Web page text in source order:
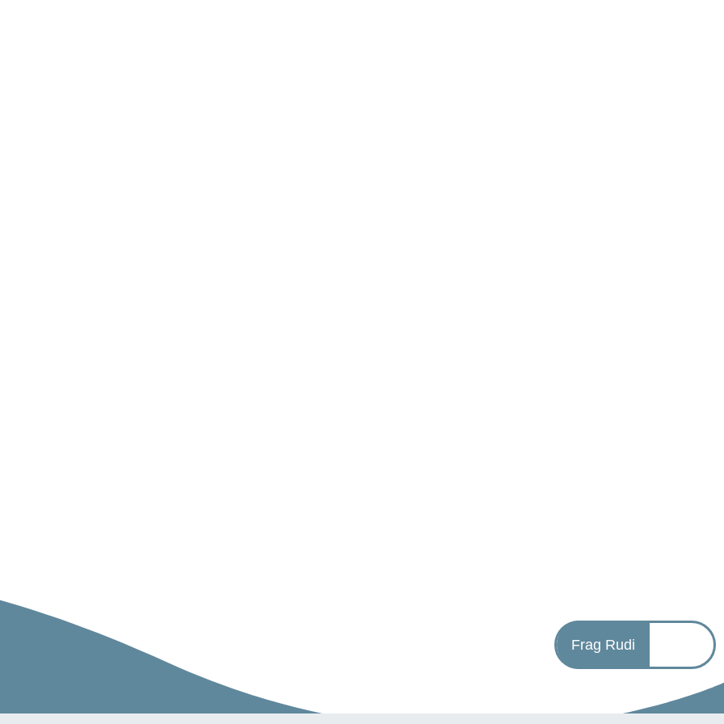
Frag Rudi